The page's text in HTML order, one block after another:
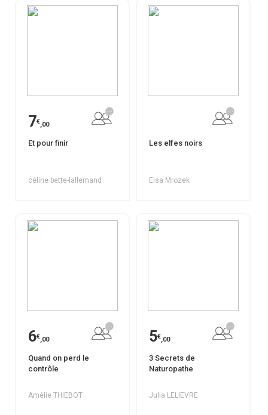
7€,00
Et pour finir
céline bette-lallemand
Les elfes noirs
Elsa Mrozek
6€,00
Quand on perd le
contrôle
Amélie THIEBOT
5€,00
3 Secrets de
Naturopathe
Julia LELIEVRE